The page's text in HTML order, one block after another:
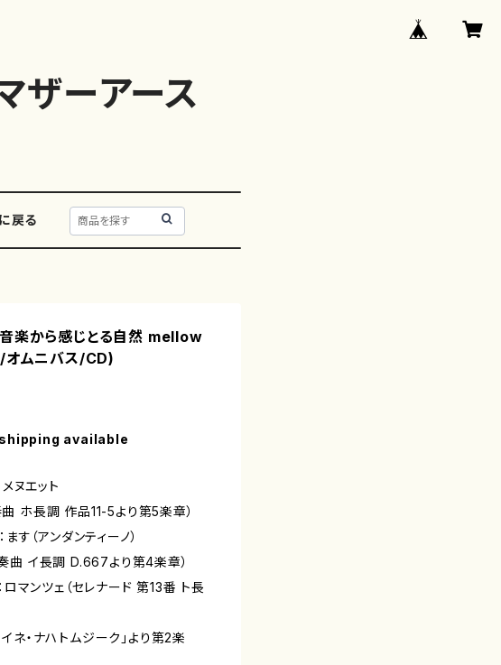
ーアース
戻る
楽から感じとる自然 mellow
オムニバス/CD)
available
ヌエット
ホ長調 作品11-5より第5楽章）
す（アンダンティーノ）
イ長調 D.667より第4楽章）
マンツェ（セレナード 第13番 ト長
ネ・ナハトムジーク」より第2楽